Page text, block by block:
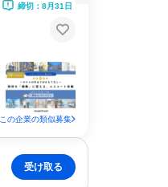
締切：8月31日
この企業の類似募集
受け取る